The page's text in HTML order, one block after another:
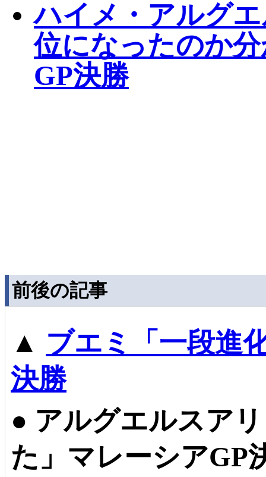
ハイメ・アルグ
位になったのか
GP決勝
前後の記事
▲ ブエミ「一段進
決勝
● アルグエルスア
た」マレーシアGP